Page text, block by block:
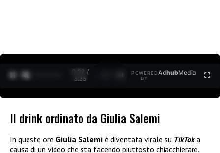
0:30 /
3:35
POWERED
BY
AdhubMedia
Il drink ordinato da Giulia Salemi
In queste ore Giulia Salemi è diventata virale su TikToka
causa di un video che sta facendo piuttosto chiacchierare.